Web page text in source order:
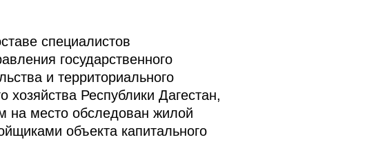
специалистов
государственного
и территориального
Республики Дагестан,
на место обследован жилой
объекта капитального